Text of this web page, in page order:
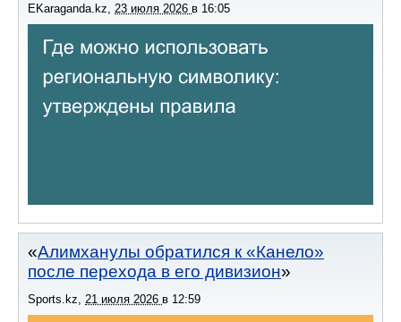
EKaraganda.kz 23 июля 2026 в 16:05
Алимханулы обратился к «Канело»
после перехода в его дивизион
Sports.kz 21 июля 2026 в 12:59